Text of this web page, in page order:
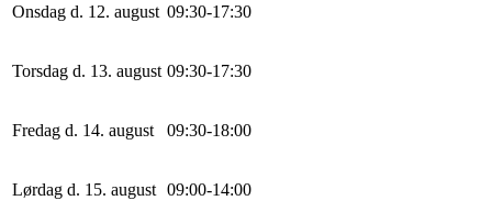
Onsdag d. 12. august 09:30-17:30
Torsdag d. 13. august 09:30-17:30
Fredag d. 14. august 09:30-18:00
Lørdag d. 15. august 09:00-14:00